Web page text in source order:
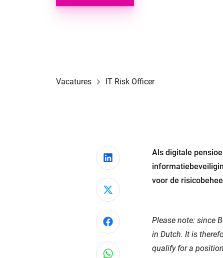
Vacatures IT Risk Officer
Als digitale
voor de
Please note: since
in Dutch. It is
qualify for a
Deel via LinkedIn
Deel via X
Deel via Facebook
Deel via WhatsApp